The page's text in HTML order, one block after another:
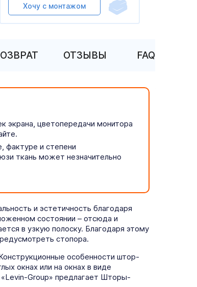
Хочу с монтажом
ОТЗЫВЫ FAQ
экрана, цветопередачи монитора
фактуре и степени
ткань может незначительно
и эстетичность благодаря
состоянии – отсюда и
в узкую полоску. Благодаря этому
стопора.
особенности штор-
окнах или на окнах в виде
Group» предлагает Шторы-